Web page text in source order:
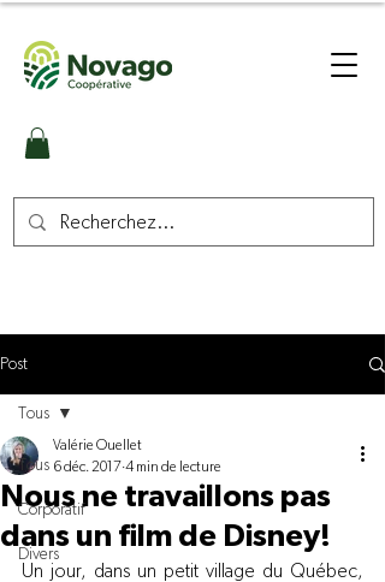
Post
Tous
Corporatif
Divers
Tous
Nous ne travaillons pas
dans un film de Disney!
Valérie Ouellet
6 déc. 2017 4 min de lecture
Un jour, dans un petit village du Québec,